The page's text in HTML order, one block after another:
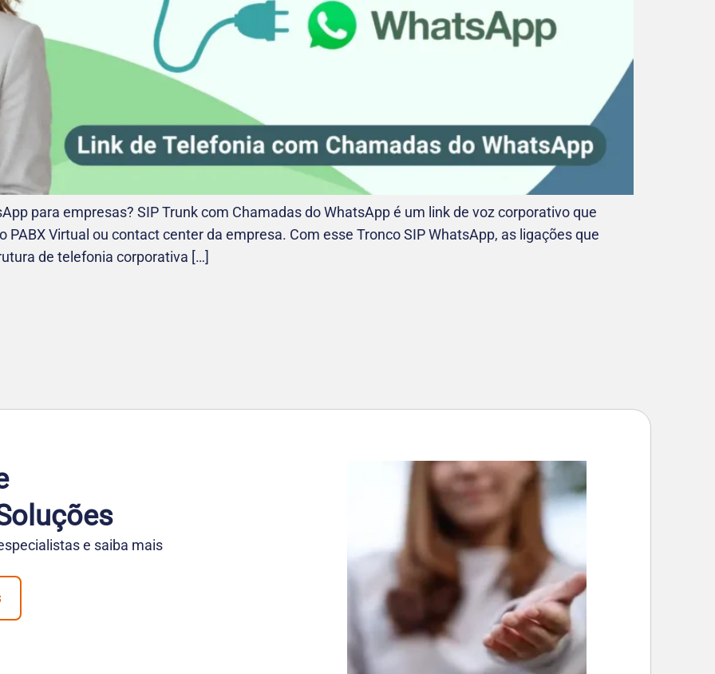
para empresas? SIP Trunk com Chamadas do WhatsApp é um link de voz corporativo que
PABX Virtual ou contact center da empresa. Com esse Tronco SIP WhatsApp, as ligações que
de telefonia corporativa […]
e saiba mais